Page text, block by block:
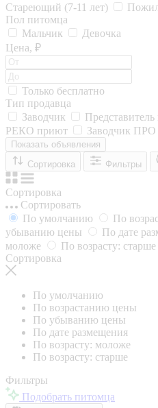
Стареющий (7-11 лет)
Пол питомца
Мальчик
Девочка
Цена, ₽
Только бесплатно
Тип продавца
Заводчик
РЕКО приют
Заводчик ПРО
Показать объявления
Сортировка
Фильтры
Сортировка
Сортировать
По умолчанию
По
убыванию цены
По дате
моложе
По возрасту: старше
Сортировка
По умолчанию
По возрастанию цены
По убыванию цены
По дате размещения
По возрасту: моложе
По возрасту: старше
Фильтры
Подобрать питомца